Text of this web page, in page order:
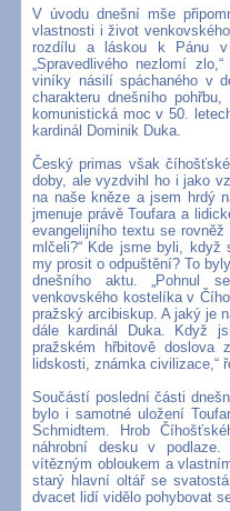
V úvodu dnešní mše
vlastnosti i život
rozdílu a láskou k Pánu
„Spravedlivého nezlomí
viníky násilí spáchaného v
charakteru dnešního
komunistická moc v 50.
kardinál Dominik Duka.
Český primas však
doby, ale vyzdvihl ho i jako
na naše kněze a jsem hrdý
jmenuje právě Toufara a
evangelijního textu se
mlčeli?“ Kde jsme byli, když
my prosit o odpuštění? To
dnešního aktu. „Pohnul
venkovského kostelíka v
pražský arcibiskup. A jaký je
dále kardinál Duka. Když
pražském hřbitově doslova
lidskosti, známka civilizace,“
Součástí poslední části
bylo i samotné uložení
Schmidtem. Hrob
náhrobní desku v
vítězným obloukem a
starý hlavní oltář se
dvacet lidí vidělo pohybovat